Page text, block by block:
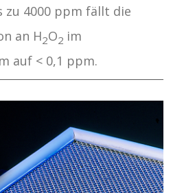
zu 4000 ppm fällt die
an H2O2 im
auf < 0,1 ppm.